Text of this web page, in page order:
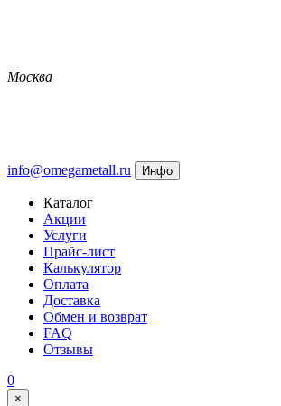
Москва
info@omegametall.ru Инфо
Каталог
Акции
Услуги
Прайс-лист
Калькулятор
Оплата
Доставка
Обмен и возврат
FAQ
Отзывы
0
×